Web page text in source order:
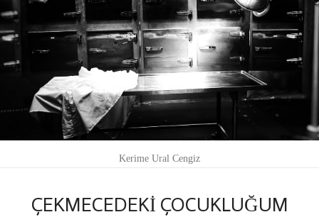
Kerime Ural Cengiz
ÇEKMECEDEKİ ÇOCUKLUĞUM